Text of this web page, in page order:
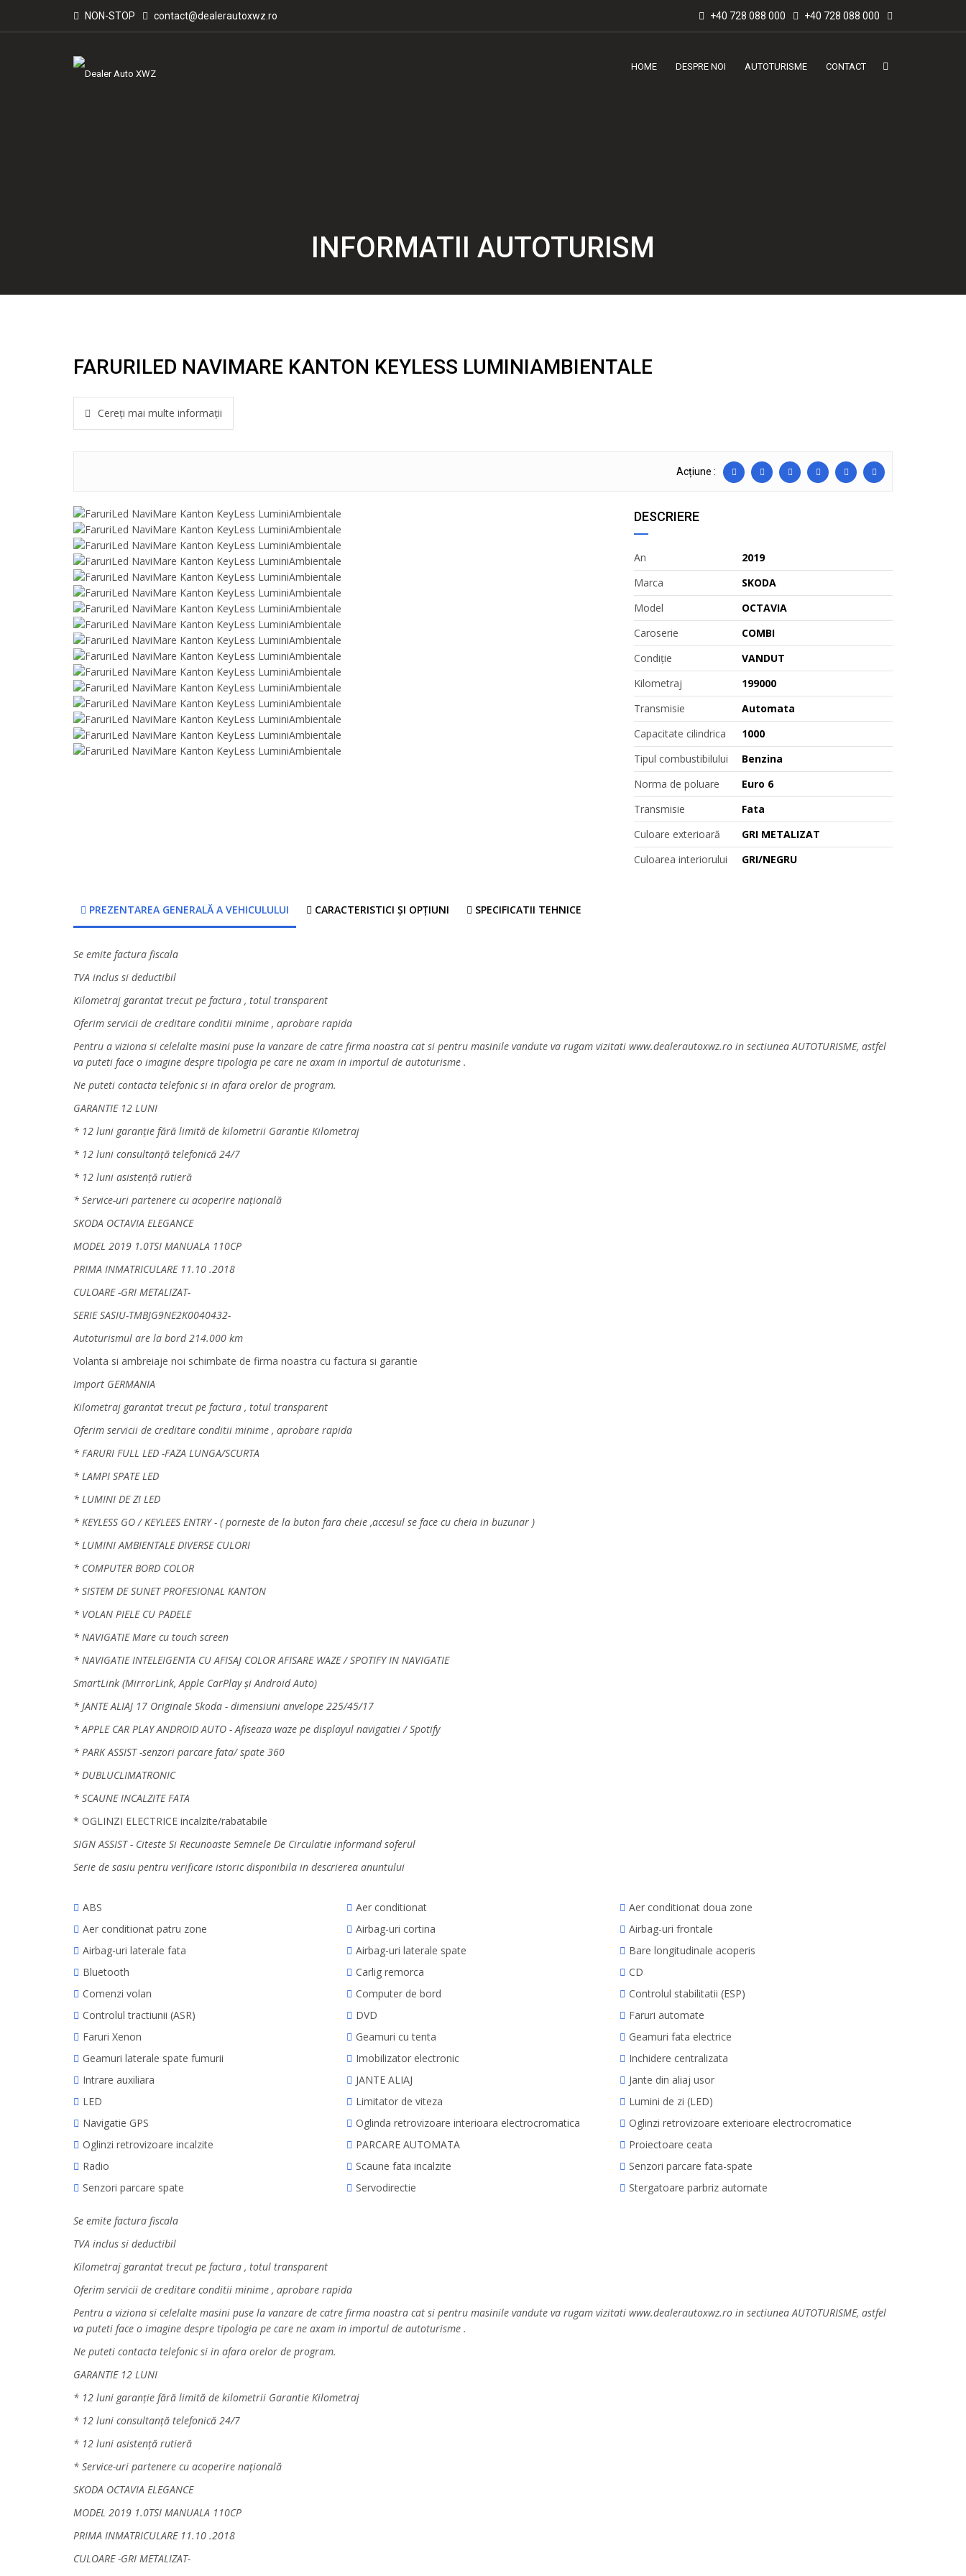
NON-STOP contact@dealerautoxwz.ro +40 728 088 000 +40 728 088 000
HOME DESPRE NOI AUTOTURISME CONTACT
INFORMATII AUTOTURISM
FARURILED NAVIMARE KANTON KEYLESS LUMINIAMBIENTALE
Cereți mai multe informații
Acțiune :
DESCRIERE
An
2019
Marca
SKODA
Model
OCTAVIA
Caroserie
COMBI
Condiție
VANDUT
Kilometraj
199000
Transmisie
Automata
Capacitate cilindrica
1000
Tipul combustibilului
Benzina
Norma de poluare
Euro 6
Transmisie
Fata
Culoare exterioară
GRI METALIZAT
Culoarea interiorului
GRI/NEGRU
PREZENTAREA GENERALĂ A VEHICULULUI CARACTERISTICI ȘI OPȚIUNI SPECIFICATII TEHNICE
Se emite factura fiscala
TVA inclus si deductibil
Kilometraj garantat trecut pe factura , totul transparent
Oferim servicii de creditare conditii minime , aprobare rapida
Pentru a viziona si celelalte masini puse la vanzare de catre firma noastra cat si pentru masinile vandute va rugam vizitati www.dealerautoxwz.ro in sectiunea AUTOTURISME, astfel
va puteti face o imagine despre tipologia pe care ne axam in importul de autoturisme .
Ne puteti contacta telefonic si in afara orelor de program.
GARANTIE 12 LUNI
* 12 luni garanție fără limită de kilometrii Garantie Kilometraj
* 12 luni consultanță telefonică 24/7
* 12 luni asistență rutieră
* Service-uri partenere cu acoperire națională
SKODA OCTAVIA ELEGANCE
MODEL 2019 1.0TSI MANUALA 110CP
PRIMA INMATRICULARE 11.10 .2018
CULOARE -GRI METALIZAT-
SERIE SASIU-TMBJG9NE2K0040432-
Autoturismul are la bord 214.000 km
Volanta si ambreiaje noi schimbate de firma noastra cu factura si garantie
Import GERMANIA
Kilometraj garantat trecut pe factura , totul transparent
Oferim servicii de creditare conditii minime , aprobare rapida
* FARURI FULL LED -FAZA LUNGA/SCURTA
* LAMPI SPATE LED
* LUMINI DE ZI LED
* KEYLESS GO / KEYLEES ENTRY - ( porneste de la buton fara cheie ,accesul se face cu cheia in buzunar )
* LUMINI AMBIENTALE DIVERSE CULORI
* COMPUTER BORD COLOR
* SISTEM DE SUNET PROFESIONAL KANTON
* VOLAN PIELE CU PADELE
* NAVIGATIE Mare cu touch screen
* NAVIGATIE INTELEIGENTA CU AFISAJ COLOR AFISARE WAZE / SPOTIFY IN NAVIGATIE
SmartLink (MirrorLink, Apple CarPlay și Android Auto)
* JANTE ALIAJ 17 Originale Skoda - dimensiuni anvelope 225/45/17
* APPLE CAR PLAY ANDROID AUTO - Afiseaza waze pe displayul navigatiei / Spotify
* PARK ASSIST -senzori parcare fata/ spate 360
* DUBLUCLIMATRONIC
* SCAUNE INCALZITE FATA
* OGLINZI ELECTRICE incalzite/rabatabile
SIGN ASSIST - Citeste Si Recunoaste Semnele De Circulatie informand soferul
Serie de sasiu pentru verificare istoric disponibila in descrierea anuntului
ABS Aer conditionat
Aer conditionat doua zone
Aer conditionat patru zone
Airbag-uri cortina
Airbag-uri frontale
Airbag-uri laterale fata
Airbag-uri laterale spate
Bare longitudinale acoperis
Bluetooth
Carlig remorca
CD
Comenzi volan
Computer de bord
Controlul stabilitatii (ESP)
Controlul tractiunii (ASR)
DVD
Faruri automate
Faruri Xenon
Geamuri cu tenta
Geamuri fata electrice
Geamuri laterale spate fumurii
Imobilizator electronic
Inchidere centralizata
Intrare auxiliara
JANTE ALIAJ
Jante din aliaj usor
LED
Limitator de viteza
Lumini de zi (LED)
Navigatie GPS
Oglinda retrovizoare interioara electrocromatica
Oglinzi retrovizoare exterioare electrocromatice
Oglinzi retrovizoare incalzite
PARCARE AUTOMATA
Proiectoare ceata
Radio
Scaune fata incalzite
Senzori parcare fata-spate
Senzori parcare spate
Servodirectie Stergatoare parbriz automate
Se emite factura fiscala
TVA inclus si deductibil
Kilometraj garantat trecut pe factura , totul transparent
Oferim servicii de creditare conditii minime , aprobare rapida
Pentru a viziona si celelalte masini puse la vanzare de catre firma noastra cat si pentru masinile vandute va rugam vizitati www.dealerautoxwz.ro in sectiunea AUTOTURISME, astfel
va puteti face o imagine despre tipologia pe care ne axam in importul de autoturisme .
Ne puteti contacta telefonic si in afara orelor de program.
GARANTIE 12 LUNI
* 12 luni garanție fără limită de kilometrii Garantie Kilometraj
* 12 luni consultanță telefonică 24/7
* 12 luni asistență rutieră
* Service-uri partenere cu acoperire națională
SKODA OCTAVIA ELEGANCE
MODEL 2019 1.0TSI MANUALA 110CP
PRIMA INMATRICULARE 11.10 .2018
CULOARE -GRI METALIZAT-